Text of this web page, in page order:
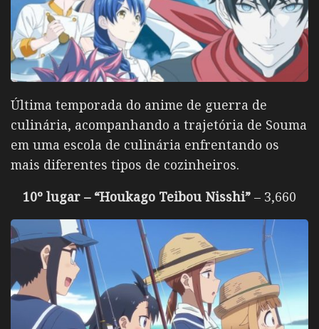
Última temporada do anime de guerra de
culinária, acompanhando a trajetória de Souma
em uma escola de culinária enfrentando os
mais diferentes tipos de cozinheiros.
10º lugar – “Houkago Teibou Nisshi” – 3,660